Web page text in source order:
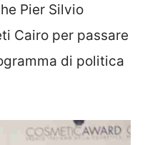
Pier Silvio
Cairo per passare
di politica